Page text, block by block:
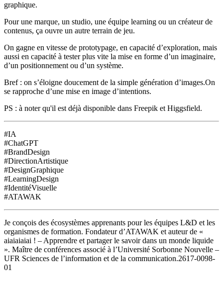
graphique.
Pour une marque, un studio, une équipe learning ou un créateur de
contenus, ça ouvre un autre terrain de jeu.
On gagne en vitesse de prototypage, en capacité d’exploration, mais
aussi en capacité à tester plus vite la mise en forme d’un imaginaire,
d’un positionnement ou d’un système.
Bref : on s’éloigne doucement de la simple génération d’images.On
se rapproche d’une mise en image d’intentions.
PS : à noter qu'il est déjà disponible dans Freepik et Higgsfield.
#IA
#ChatGPT
#BrandDesign
#DirectionArtistique
#DesignGraphique
#LearningDesign
#IdentitéVisuelle
#ATAWAK
Je conçois des écosystèmes apprenants pour les équipes L&D et les
organismes de formation. Fondateur d’ATAWAK et auteur de «
aiaiaiaiai ! – Apprendre et partager le savoir dans un monde liquide
». Maître de conférences associé à l’Université Sorbonne Nouvelle –
UFR Sciences de l’information et de la communication.2617-0098-
01